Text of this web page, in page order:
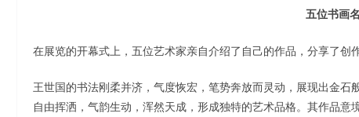
五位书画
在展览的开幕式上，五位艺术家亲自介绍了自己的作品，分享了创
王世国的书法刚柔并济，气度恢宏，笔势奔放而灵动，展现出金
自由挥洒，气韵生动，浑然天成，形成独特的艺术品格。其作品